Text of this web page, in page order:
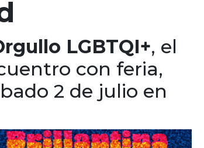
LGBTQI+, el
con feria,
2 de julio en